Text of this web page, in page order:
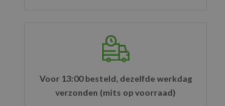
Voor 13:00 besteld, dezelfde werkdag
verzonden (mits op voorraad)